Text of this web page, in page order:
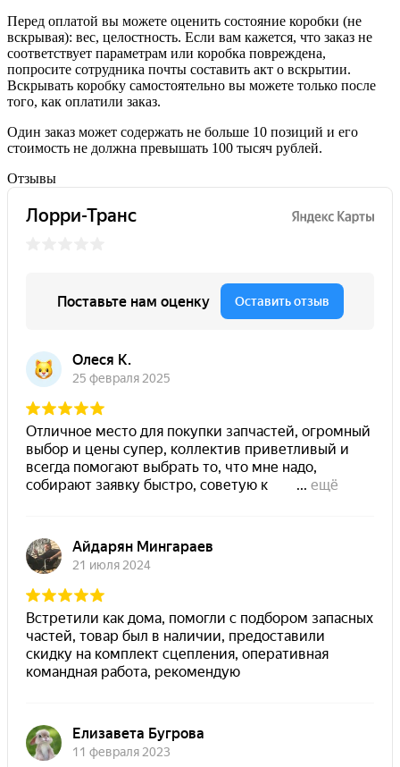
Перед оплатой вы можете оценить состояние коробки (не
вскрывая): вес, целостность. Если вам кажется, что заказ не
соответствует параметрам или коробка повреждена,
попросите сотрудника почты составить акт о вскрытии.
Вскрывать коробку самостоятельно вы можете только после
того, как оплатили заказ.
Один заказ может содержать не больше 10 позиций и его
стоимость не должна превышать 100 тысяч рублей.
Отзывы